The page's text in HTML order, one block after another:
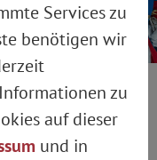
Services zu
benötigen wir
zu
auf dieser
und in